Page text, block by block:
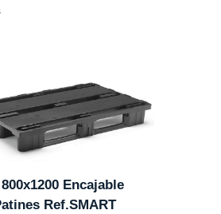
Encajable
Ref.SMART